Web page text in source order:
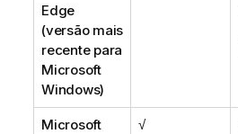
Edge
(versão mais
recente para
Microsoft
Windows)
Microsoft
√